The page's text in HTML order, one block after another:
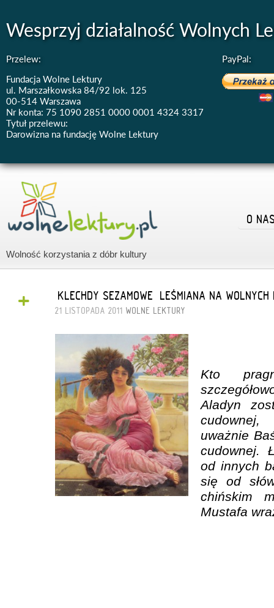
Wesprzyj działalność Wolnych
Przelew:
Fundacja Wolne Lektury
ul. Marszałkowska 84/92 lok. 125
00-514 Warszawa
Nr konta: 75 1090 2851 0000 0001 4324 3317
Tytuł przelewu:
Darowizna na fundację Wolne Lektury
PayPal:
Wolność korzystania z dóbr kultury
O
+ „KLECHDY SEZAMOWE” LEŚMIANA NA
21 LISTOPADA 2011 WOLNE LEKTURY
Kto
Aladyn
uważnie
cudownej.
od innych
się od
chińskim
Mustafa